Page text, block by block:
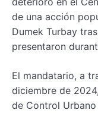
de una acción
Dumek Turbay
presentaron
El mandatario, a
diciembre de
de Control